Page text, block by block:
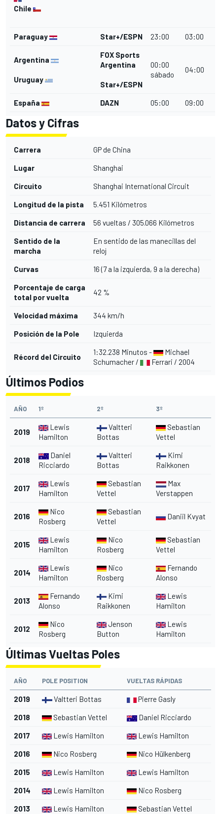
Chile
Paraguay Star+/ESPN 23:00 03:00
Argentina
Uruguay
FOX Sports
Argentina
Star+/ESPN
00:00
sábado
04:00
España DAZN 05:00 09:00
Datos y Cifras
Carrera GP de China
Lugar Shanghai
Circuito Shanghai International Circuit
Longitud de la pista 5.451 Kilómetros
Distancia de carrera 56 vueltas / 305.066 Kilómetros
Sentido de la
marcha
En sentido de las manecillas del
reloj
Curvas 16 (7 a la izquierda, 9 a la derecha)
Porcentaje de carga
total por vuelta
42 %
Velocidad máxima 344 km/h
Posición de la Pole Izquierda
Récord del Circuito
1:32.238 Minutos -
Michael
Schumacher /
Ferrari / 2004
Últimos Podios
AÑO 1º 2º 3º
2019
Lewis
Hamilton
Valtteri
Bottas
Sebastian
Vettel
2018
Daniel
Ricciardo
Valtteri
Bottas
Kimi
Raikkonen
2017
Lewis
Hamilton
Sebastian
Vettel
Max
Verstappen
2016
Nico
Rosberg
Sebastian
Vettel
Daniil Kvyat
2015
Lewis
Hamilton
Nico
Rosberg
Sebastian
Vettel
2014
Lewis
Hamilton
Nico
Rosberg
Fernando
Alonso
2013
Fernando
Alonso
Kimi
Raikkonen
Lewis
Hamilton
2012
Nico
Rosberg
Jenson
Button
Lewis
Hamilton
Últimas Vueltas Poles
AÑO POLE POSITION VUELTAS RÁPIDAS
2019 Valtteri Bottas Pierre Gasly
2018 Sebastian Vettel Daniel Ricciardo
2017 Lewis Hamilton Lewis Hamilton
2016 Nico Rosberg Nico Hülkenberg
2015 Lewis Hamilton Lewis Hamilton
2014 Lewis Hamilton Nico Rosberg
2013 Lewis Hamilton Sebastian Vettel